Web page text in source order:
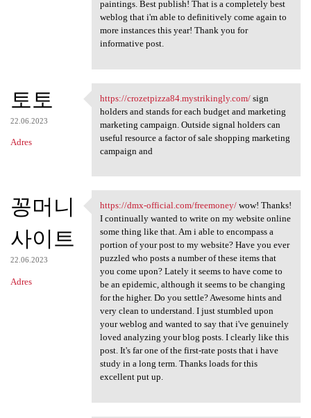
paintings. Best publish! That is a completely best
weblog that i'm able to definitively come again to
more instances this year! Thank you for
informative post.
토토
22.06.2023
Adres
https://crozetpizza84
https://crozetpizza84.mystrikingly.com/sign
holders and stands for each budget and marketing
marketing campaign. Outside signal holders can
useful resource a factor of sale shopping marketing
campaign and
꽁머니
사이트
22.06.2023
Adres
https://dmx-official.com
https://dmx-official.com/freemoney/wow! Thanks!
I continually wanted to write on my website online
some thing like that. Am i able to encompass a
portion of your post to my website? Have you ever
puzzled who posts a number of these items that
you come upon? Lately it seems to have come to
be an epidemic, although it seems to be changing
for the higher. Do you settle? Awesome hints and
very clean to understand. I just stumbled upon
your weblog and wanted to say that i've genuinely
loved analyzing your blog posts. I clearly like this
post. It's far one of the first-rate posts that i have
study in a long term. Thanks loads for this
excellent put up.